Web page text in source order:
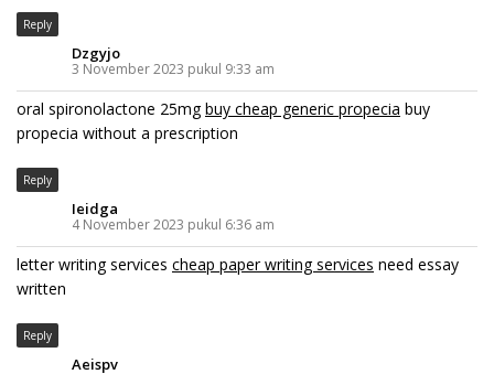
Reply
Dzgyjo
3 November 2023 pukul 9:33 am
oral spironolactone 25mgbuy cheap generic propecia buy
propecia without a prescription
Reply
Ieidga
4 November 2023 pukul 6:36 am
letter writing services cheap paper writing services need essay
written
Reply
Aeispv